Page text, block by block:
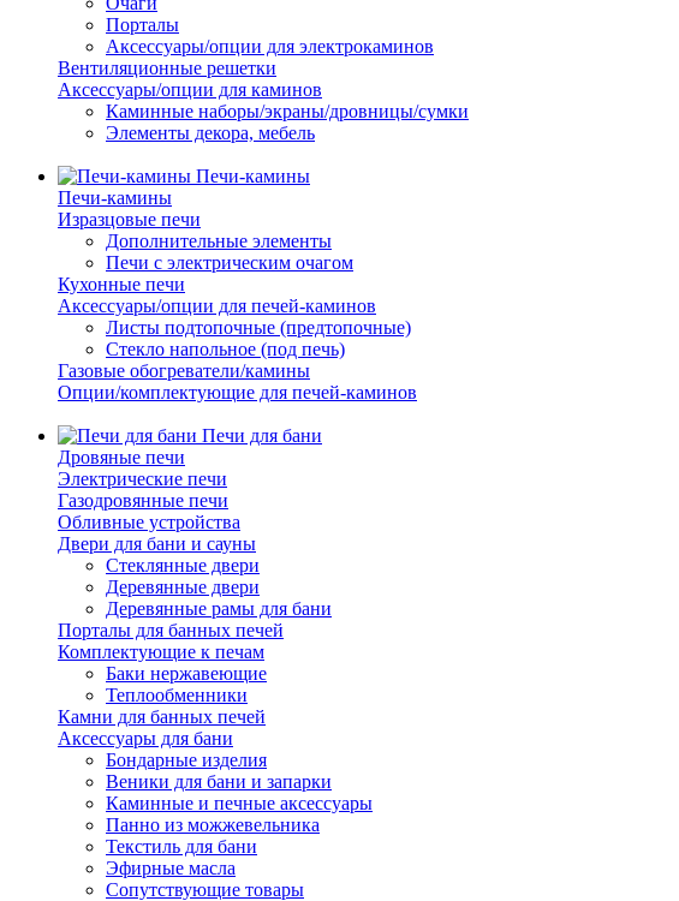
Порталы
Аксессуары/опции для электрокаминов
Вентиляционные решетки
Аксессуары/опции для каминов
Каминные наборы/экраны/дровницы/сумки
Элементы декора, мебель
Печи-камины
Печи-камины
Изразцовые печи
Дополнительные элементы
Печи с электрическим очагом
Кухонные печи
Аксессуары/опции для печей-каминов
Листы подтопочные (предтопочные)
Стекло напольное (под печь)
Газовые обогреватели/камины
Опции/комплектующие для печей-каминов
Печи для бани
Дровяные печи
Электрические печи
Газодровянные печи
Обливные устройства
Двери для бани и сауны
Стеклянные двери
Деревянные двери
Деревянные рамы для бани
Порталы для банных печей
Комплектующие к печам
Баки нержавеющие
Теплообменники
Камни для банных печей
Аксессуары для бани
Бондарные изделия
Веники для бани и запарки
Каминные и печные аксессуары
Панно из можжевельника
Текстиль для бани
Эфирные масла
Сопутствующие товары